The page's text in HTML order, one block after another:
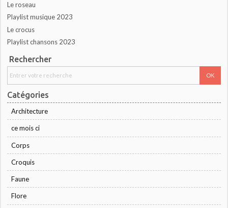
Le roseau
Playlist musique 2023
Le crocus
Playlist chansons 2023
Rechercher
Catégories
Architecture
ce mois ci
Corps
Croquis
Faune
Flore